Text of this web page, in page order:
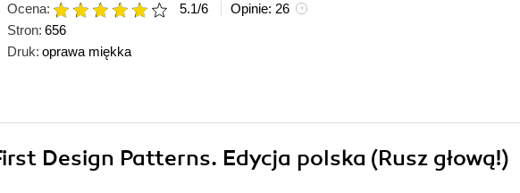
Ocena:
5.1/6 Opinie: 26
Stron: 656
Druk: oprawa miękka
Design Patterns. Edycja polska (Rusz głową!)